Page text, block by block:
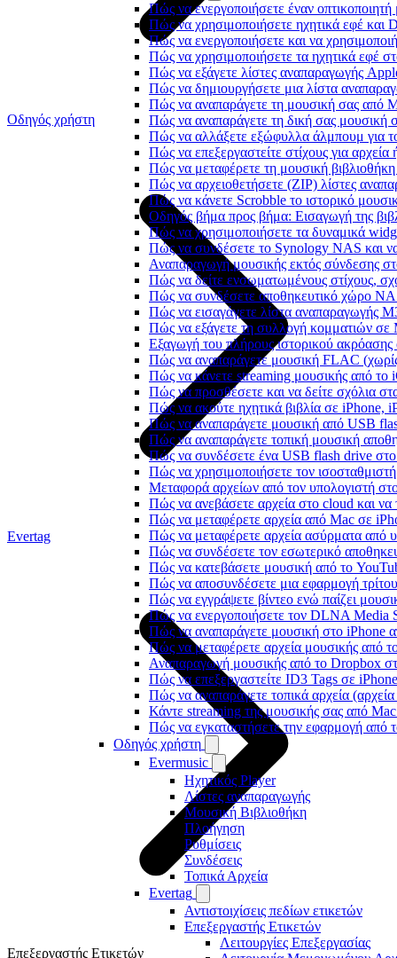
Πώς να ενεργοποιήσετε έναν
Πώς να χρησιμοποιήσετε ηχητικά εφέ
Πώς να ενεργοποιήσετε και να
Πώς να χρησιμοποιήσετε τα ηχητικά εφέ
Πώς να εξάγετε λίστες αναπαραγωγής
Πώς να δημιουργήσετε μια λίστα
Πώς να αναπαράγετε τη μουσική σας από
Πώς να αναπαράγετε τη δική σας μουσική
Πώς να αλλάξετε εξώφυλλα άλμπουμ για
Πώς να επεξεργαστείτε στίχους για
Πώς να μεταφέρετε τη μουσική
Πώς να αρχειοθετήσετε (ZIP) λίστες
Πώς να κάνετε Scrobble το ιστορικό
Οδηγός βήμα προς βήμα: Εισαγωγή της
Πώς να χρησιμοποιήσετε τα δυναμικά
Πώς να συνδέσετε το Synology NAS και
Αναπαραγωγή μουσικής εκτός σύνδεσης
Πώς να δείτε ενσωματωμένους στίχους,
Πώς να συνδέσετε αποθηκευτικό χώρο
Πώς να εισαγάγετε λίστα αναπαραγωγής
Πώς να εξάγετε τη συλλογή κομματιών
Εξαγωγή του πλήρους ιστορικού
Πώς να αναπαράγετε μουσική FLAC
Πώς να κάνετε streaming μουσικής από
Πώς να προσθέσετε και να δείτε σχόλια
Πώς να ακούτε ηχητικά βιβλία σε iPhone,
Πώς να αναπαράγετε μουσική από USB
Πώς να αναπαράγετε τοπική μουσική
Πώς να συνδέσετε ένα USB flash drive στο
Πώς να χρησιμοποιήσετε τον
Μεταφορά αρχείων από τον υπολογιστή
Πώς να ανεβάσετε αρχεία στο cloud και
Πώς να μεταφέρετε αρχεία από Mac σε
Πώς να μεταφέρετε αρχεία ασύρματα από
Πώς να συνδέσετε τον εσωτερικό
Πώς να κατεβάσετε μουσική από το
Πώς να αποσυνδέσετε μια εφαρμογή
Πώς να εγγράψετε βίντεο ενώ παίζει
Πώς να ενεργοποιήσετε τον DLNA Media
Πώς να αναπαράγετε μουσική στο iPhone
Πώς να μεταφέρετε αρχεία μουσικής από
Αναπαραγωγή μουσικής από το Dropbox
Πώς να επεξεργαστείτε ID3 Tags σε
Πώς να αναπαράγετε τοπικά αρχεία
Κάντε streaming της μουσικής σας από
Πώς να εγκαταστήσετε την εφαρμογή από
Οδηγός χρήστη
Evermusic
Ηχητικός Player
Λίστες αναπαραγωγής
Μουσική Βιβλιοθήκη
Πλοήγηση
Ρυθμίσεις
Συνδέσεις
Τοπικά Αρχεία
Evertag
Αντιστοιχίσεις πεδίων ετικετών
Επεξεργαστής Ετικετών
Λειτουργίες Επεξεργασίας
Οδηγός χρήστη
Evertag
Επεξεργαστής Ετικετών